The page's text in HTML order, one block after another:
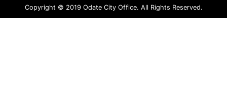
Copyright © 2019 Odate City Office. All Rights Reserved.